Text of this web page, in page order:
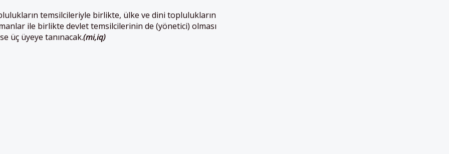
temsilcileriyle birlikte, ülke ve dini toplulukların
ile birlikte devlet temsilcilerinin de (yönetici) olması
üç üyeye tanınacak.(mi,iq)